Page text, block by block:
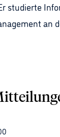
studierte
an